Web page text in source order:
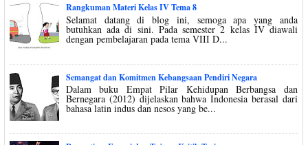
Rangkuman Materi Kelas IV Tema 8
Selamat datang di blog ini, semoga apa yang anda
butuhkan ada di sini. Pada semester 2 kelas IV diawali
dengan pembelajaran pada tema VIII D...
Semangat dan Komitmen Kebangsaan Pendiri Negara
Dalam buku Empat Pilar Kehidupan Berbangsa dan
Bernegara (2012) dijelaskan bahwa Indonesia berasal dari
bahasa latin indus dan nesos yang be...